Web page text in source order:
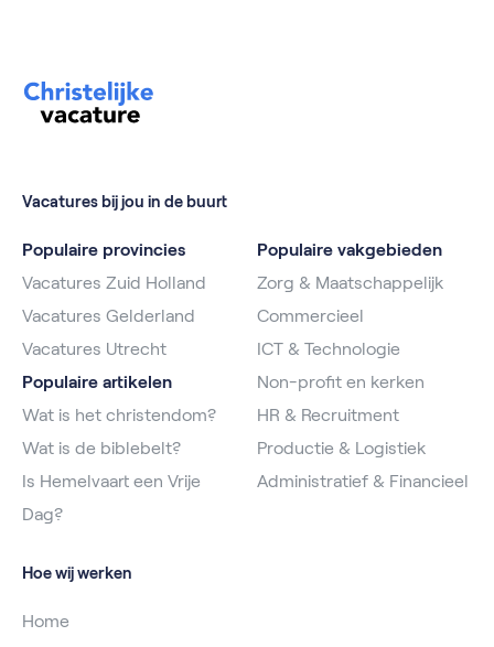
Vacatures bij jou in de buurt
Populaire provincies
Vacatures Zuid Holland
Vacatures Gelderland
Vacatures Utrecht
Populaire artikelen
Wat is het christendom?
Wat is de biblebelt?
Is Hemelvaart een Vrije
Dag?
Populaire vakgebieden
Zorg & Maatschappelijk
Commercieel
ICT & Technologie
Non-profit en kerken
HR & Recruitment
Productie & Logistiek
Administratief & Financieel
Hoe wij werken
Home